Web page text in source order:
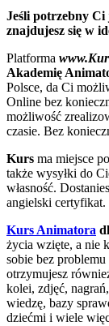
Jeśli potrzebny Ci
znajdujesz się w
Platforma
Akademię
Polsce, da Ci
Online bez
możliwość
czasie. Bez
Kurs ma miejsce
także wysyłki do
własność.
angielski certyfikat.
Kurs Animatora
życia wzięte, a nie
sobie bez
otrzymujesz
kolei, zdjęć,
wiedzę, bazy
dziećmi i wiele